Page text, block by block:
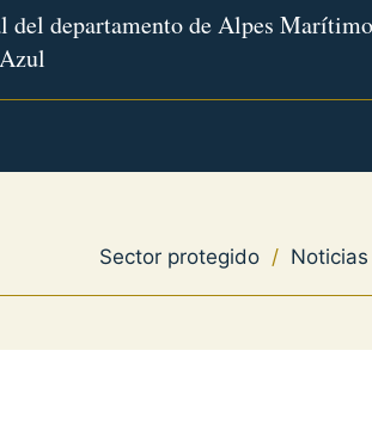
del departamento de Alpes
Sector protegido / Noticias